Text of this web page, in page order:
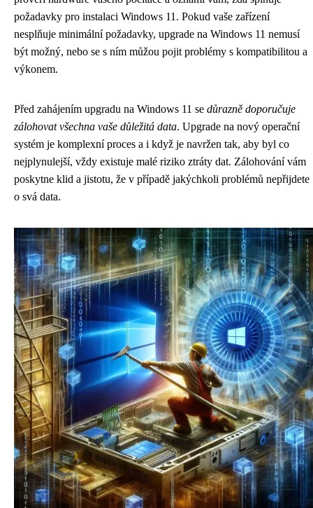
požadavky pro instalaci Windows 11. Pokud vaše zařízení
nesplňuje minimální požadavky, upgrade na Windows 11 nemusí
být možný, nebo se s ním můžou pojit problémy s kompatibilitou a
výkonem.
Před zahájením upgradu na Windows 11 se důrazně doporučuje
zálohovat všechna vaše důležitá data. Upgrade na nový operační
systém je komplexní proces a i když je navržen tak, aby byl co
nejplynulejší, vždy existuje malé riziko ztráty dat. Zálohování vám
poskytne klid a jistotu, že v případě jakýchkoli problémů nepřijdete
o svá data.